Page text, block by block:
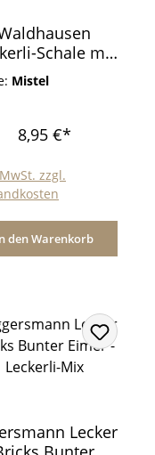
Schale mit
Deckel 2l
Mistel
8,95 €*
zzgl.
den Warenkorb
Lecker